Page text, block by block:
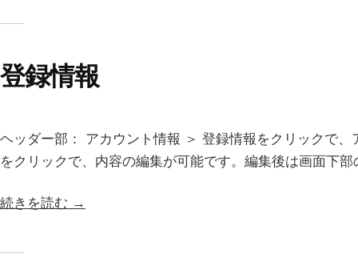
登録情報
ヘッダー部： アカウント情報 ＞ 登録情報をクリックで
をクリックで、内容の編集が可能です。編集後は画面下
続きを読む →